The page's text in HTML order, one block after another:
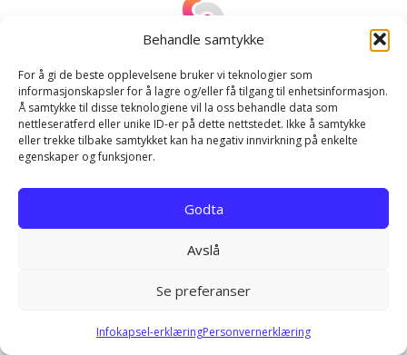
Behandle samtykke
For å gi de beste opplevelsene bruker vi teknologier som
informasjonskapsler for å lagre og/eller få tilgang til enhetsinformasjon.
Å samtykke til disse teknologiene vil la oss behandle data som
nettleseratferd eller unike ID-er på dette nettstedet. Ikke å samtykke
eller trekke tilbake samtykket kan ha negativ innvirkning på enkelte
egenskaper og funksjoner.
Godta
Avslå
Se preferanser
Infokapsel-erklæringPersonvernerklæring
l
e
g
g
s
blocks, add columns, text or images.
Citadela Directory plugin works with Citadela theme or any
modern 3rd party theme.